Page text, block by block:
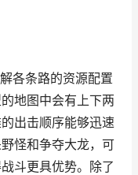
各条路的资源配置
地图中会有上下两
出击顺序能够迅速
怪和争夺大龙，可
斗更具优势。除了